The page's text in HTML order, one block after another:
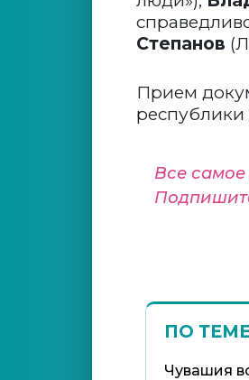
Степанов
Прием
республики
Все
ПО
Чувашия